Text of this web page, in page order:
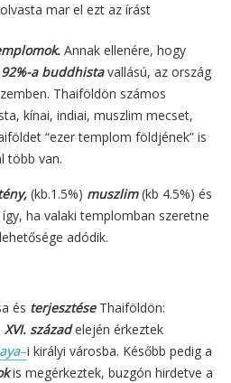
mar el ezt az írást
Annak ellenére, hogy
92%-a buddhistavallású, az ország
Thaiföldön számos
kínai, indiai, muszlim mecset,
“ezer templom földjének” is
több van.
(kb.1.5%) muszlim(kb 4.5%) és
ha valaki templomban szeretne
adódik.
és terjesztéseThaiföldön:
XVI. századelején érkeztek
–i királyi városba. Később pedig a
is megérkeztek, buzgón hirdetve a